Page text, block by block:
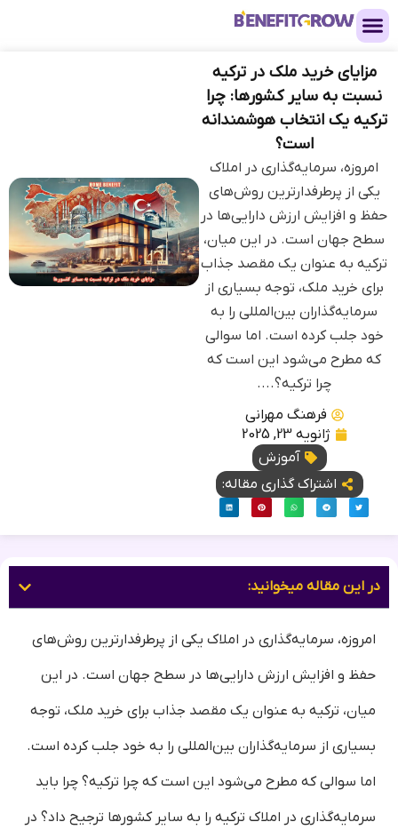
مزایای خرید ملک در ترکیه
نسبت به سایر کشورها: چرا
ترکیه یک انتخاب هوشمندانه
است؟
امروزه، سرمایه‌گذاری در املاک
یکی از پرطرفدارترین روش‌های
حفظ و افزایش ارزش دارایی‌ها در
سطح جهان است. در این میان،
ترکیه به عنوان یک مقصد جذاب
برای خرید ملک، توجه بسیاری از
سرمایه‌گذاران بین‌المللی را به
خود جلب کرده است. اما سوالی
که مطرح می‌شود این است که
چرا ترکیه؟....
فرهنگ مهرانی
ژانویه 23, 2025
آموزش
اشتراک گذاری مقاله:
در این مقاله میخوانید:
امروزه، سرمایه‌گذاری در املاک یکی از پرطرفدارترین روش‌های
حفظ و افزایش ارزش دارایی‌ها در سطح جهان است. در این
میان، ترکیه به عنوان یک مقصد جذاب برای خرید ملک، توجه
بسیاری از سرمایه‌گذاران بین‌المللی را به خود جلب کرده است.
اما سوالی که مطرح می‌شود این است که چرا ترکیه؟ چرا باید
سرمایه‌گذاری در املاک ترکیه را به سایر کشورها ترجیح داد؟ در